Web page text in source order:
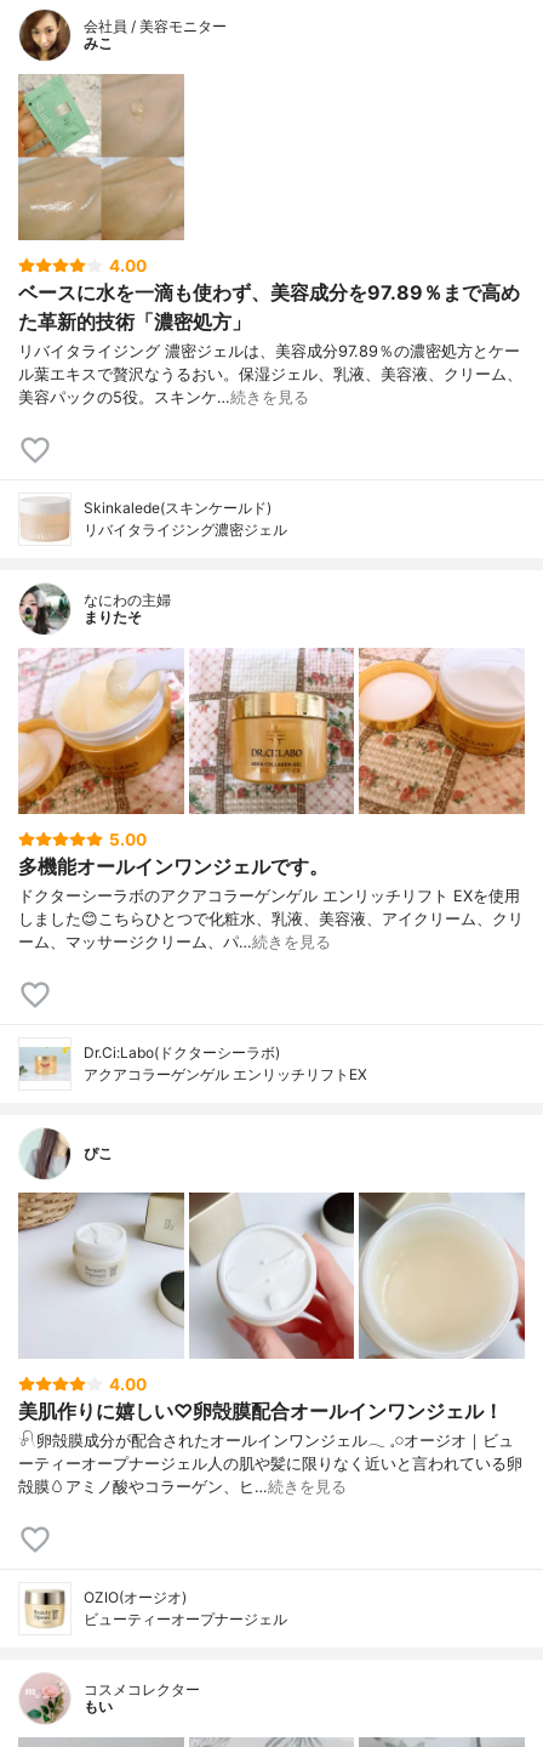
会社員 / 美容モニター
みこ
4.00
ベースに水を一滴も使わず、美容成分を97.89％まで高め
た革新的技術「濃密処方」
リバイタライジング 濃密ジェルは、美容成分97.89％の濃密処方とケー
ル葉エキスで贅沢なうるおい。保湿ジェル、乳液、美容液、クリーム、
美容パックの5役。スキンケ…続きを見る
Skinkalede(スキンケールド)
リバイタライジング濃密ジェル
なにわの主婦
まりたそ
5.00
多機能オールインワンジェルです。
ドクターシーラボのアクアコラーゲンゲル エンリッチリフト EXを使用
しました😊こちらひとつで化粧水、乳液、美容液、アイクリーム、クリ
ーム、マッサージクリーム、パ…続きを見る
Dr.Ci:Labo(ドクターシーラボ)
アクアコラーゲンゲル エンリッチリフトEX
ぴこ
4.00
美肌作りに嬉しい♡卵殻膜配合オールインワンジェル！
𓍯卵殻膜成分が配合されたオールインワンジェル𓂃 𓈒𓏸オージオ｜ビュ
ーティーオープナージェル人の肌や髪に限りなく近いと言われている卵
殻膜🥚アミノ酸やコラーゲン、ヒ…続きを見る
OZIO(オージオ)
ビューティーオープナージェル
コスメコレクター
もい